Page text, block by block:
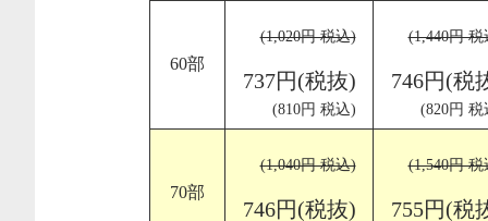
60部
(1,020円 税込)
737円(税抜)
(810円 税込)
(1,440円 税
746円(税
(820円 税
70部
(1,040円 税込)
746円(税抜)
(1,540円 税
755円(税